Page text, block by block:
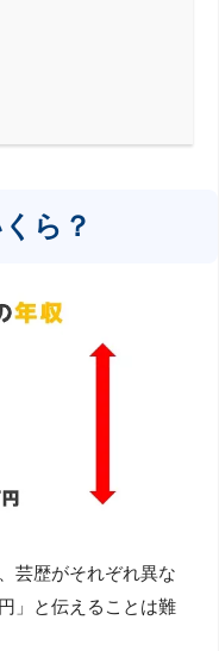
ら？
芸歴がそれぞれ異な
」と伝えることは難